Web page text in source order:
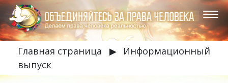
Главная страница ▶
Информационный
выпуск